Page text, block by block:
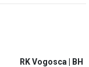
RK Vogosca | BH